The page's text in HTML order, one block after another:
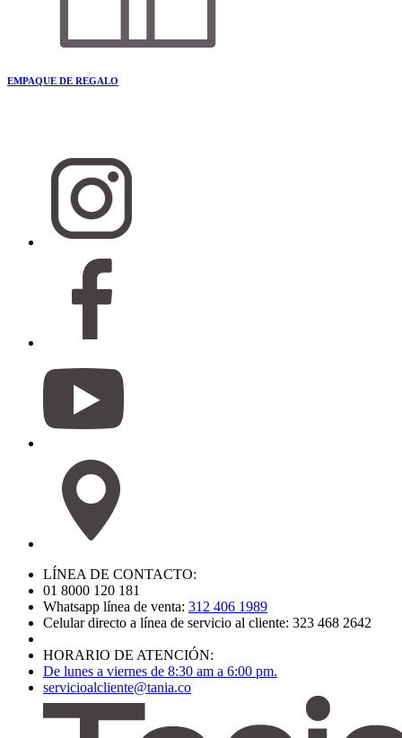
EMPAQUE DE REGALO
LÍNEA DE CONTACTO:
01 8000 120 181
Whatsapp línea de venta: 312 406 1989
Celular directo a línea de servicio al cliente: 323 468 2642
HORARIO DE ATENCIÓN:
De lunes a viernes de 8:30 am a 6:00 pm.
servicioalcliente@tania.co